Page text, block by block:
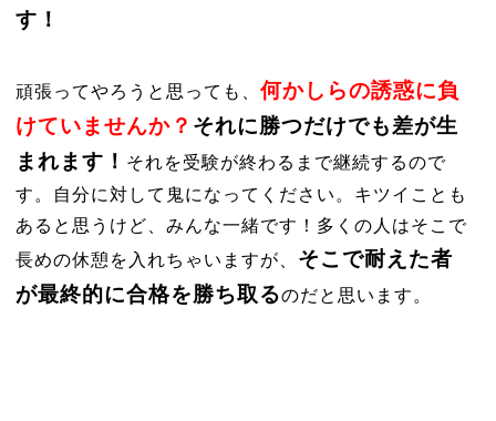
す！
頑張ってやろうと思っても、 何かしらの誘惑に負
けていませんか？ それに勝つだけでも差が生
まれます！ それを受験が終わるまで継続するので
す。自分に対して鬼になってください。キツイことも
あると思うけど、みんな一緒です！多くの人はそこで
長めの休憩を入れちゃいますが、 そこで耐えた者
が最終的に合格を勝ち取るのだと思います。